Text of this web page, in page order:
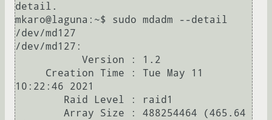
detail.
mkaro@laguna:~$ sudo mdadm --detail
/dev/md127
/dev/md127:
10:22:46 2021